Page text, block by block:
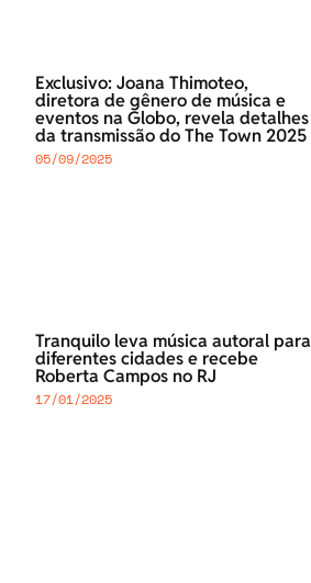
Exclusivo: Joana Thimoteo,
diretora de gênero de música e
eventos na Globo, revela detalhes
da transmissão do The Town 2025
05/09/2025
Tranquilo leva música autoral para
diferentes cidades e recebe
Roberta Campos no RJ
17/01/2025